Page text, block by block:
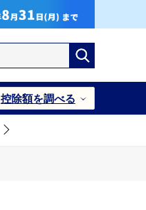
控除額を調べる